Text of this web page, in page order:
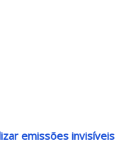
emissões invisíveis